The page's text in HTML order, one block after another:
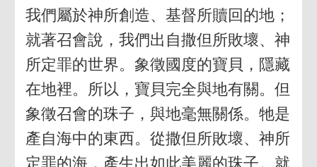
我們屬於神所創造、基督所贖回的地；
就著召會說，我們出自撒但所敗壞、神
所定罪的世界。象徵國度的寶貝，隱藏
在地裡。所以，寶貝完全與地有關。但
象徵召會的珠子，與地毫無關係。牠是
產自海中的東西。從撒但所敗壞、神所
定罪的海，產生出如此美麗的珠子。就